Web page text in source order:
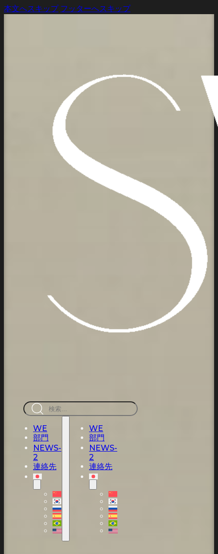
本文へスキップ フッターへスキップ
検
索
WE
部門
NEWS-
2
連絡先
WE
部門
NEWS-
2
連絡先